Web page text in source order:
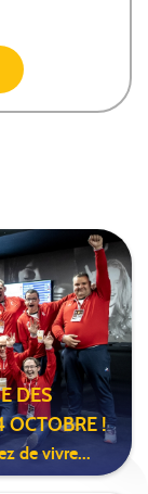
DES
OCTOBRE !
de vivre...